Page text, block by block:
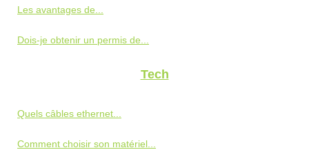
Les avantages de...
Dois-je obtenir un permis de...
Tech
Quels câbles ethernet...
Comment choisir son matériel...